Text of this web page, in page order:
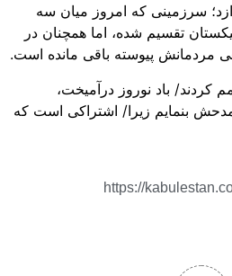
سرزمینی که امروز میان سه
تقسیم شده، اما همچنان در
پیوسته باقی مانده است.
باد نوروز درآمیخت،
بنمایم زیرا/ اشتراکی است که